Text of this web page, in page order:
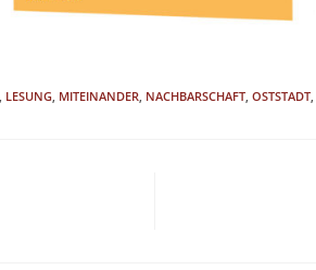
LESUNG MITEINANDER NACHBARSCHAFT OSTSTADT